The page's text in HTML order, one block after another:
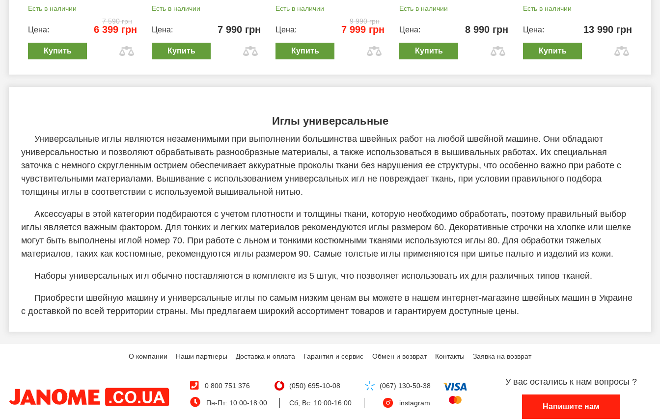
Есть в наличии
7 590 грн
Цена: 6 399 грн
Купить
Есть в наличии
Цена: 7 990 грн
Купить
Есть в наличии
9 990 грн
Цена: 7 999 грн
Купить
Есть в наличии
Цена: 8 990 грн
Купить
Есть в наличии
Цена: 13 990 грн
Купить
Иглы универсальные
Универсальные иглы являются незаменимыми при выполнении большинства швейных работ на любой швейной машине. Они обладают
универсальностью и позволяют обрабатывать разнообразные материалы, а также использоваться в вышивальных работах. Их специальная
заточка с немного скругленным острием обеспечивает аккуратные проколы ткани без нарушения ее структуры, что особенно важно при работе с
чувствительными материалами. Вышивание с использованием универсальных игл не повреждает ткань, при условии правильного подбора
толщины иглы в соответствии с используемой вышивальной нитью.
Аксессуары в этой категории подбираются с учетом плотности и толщины ткани, которую необходимо обработать, поэтому правильный выбор
иглы является важным фактором. Для тонких и легких материалов рекомендуются иглы размером 60. Декоративные строчки на хлопке или шелке
могут быть выполнены иглой номер 70. При работе с льном и тонкими костюмными тканями используются иглы 80. Для обработки тяжелых
материалов, таких как костюмные, рекомендуются иглы размером 90. Самые толстые иглы применяются при шитье пальто и изделий из кожи.
Наборы универсальных игл обычно поставляются в комплекте из 5 штук, что позволяет использовать их для различных типов тканей.
Приобрести швейную машину и универсальные иглы по самым низким ценам вы можете в нашем интернет-магазине швейных машин в Украине
с доставкой по всей территории страны. Мы предлагаем широкий ассортимент товаров и гарантируем доступные цены.
О компании Наши партнеры Доставка и оплата Гарантия и сервис Обмен и возврат Контакты Заявка на возврат
0 800 751 376 (050) 695-10-08 (067) 130-50-38
Пн-Пт: 10:00-18:00 Сб, Вс: 10:00-16:00 instagram
У вас остались к нам вопросы ?
Напишите нам